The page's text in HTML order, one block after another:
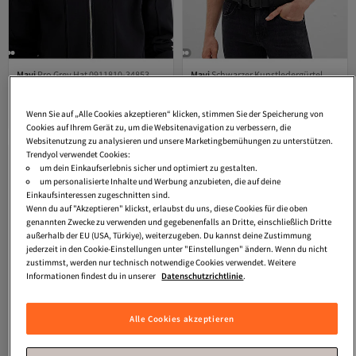
MaviPro Grey Hat 0911810-34853
Tiefstpreis (30 Tage)
49,22€
MaviSchwarzer Kunstledergürtel
Tiefstpreis (30 Tage)
39,37€
Wenn Sie auf „Alle Cookies akzeptieren“ klicken, stimmen Sie der Speicherung von
Cookies auf Ihrem Gerät zu, um die Websitenavigation zu verbessern, die
Websitenutzung zu analysieren und unsere Marketingbemühungen zu unterstützen.
Trendyol verwendet Cookies:
um dein Einkaufserlebnis sicher und optimiert zu gestalten.
um personalisierte Inhalte und Werbung anzubieten, die auf deine
Einkaufsinteressen zugeschnitten sind.
Wenn du auf "Akzeptieren" klickst, erlaubst du uns, diese Cookies für die oben
genannten Zwecke zu verwenden und gegebenenfalls an Dritte, einschließlich Dritte
außerhalb der EU (USA, Türkiye), weiterzugeben. Du kannst deine Zustimmung
jederzeit in den Cookie-Einstellungen unter "Einstellungen" ändern. Wenn du nicht
zustimmst, werden nur technisch notwendige Cookies verwendet. Weitere
Informationen findest du in unserer Datenschutzrichtlinie.
Alle Cookies akzeptieren